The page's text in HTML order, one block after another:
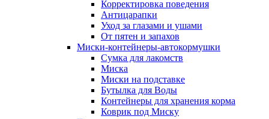
Корректировка поведения
Антицарапки
Уход за глазами и ушами
От пятен и запахов
Миски-контейнеры-автокормушки
Сумка для лакомств
Миска
Миски на подставке
Бутылка для Воды
Контейнеры для хранения корма
Коврик под Миску